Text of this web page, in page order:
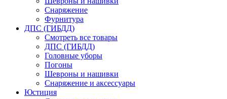
Снаряжение
Фурнитура
ДПС (ГИБДД)
Смотреть все товары
ДПС (ГИБДД)
Головные уборы
Погоны
Шевроны и нашивки
Снаряжение и аксессуары
Юстиция